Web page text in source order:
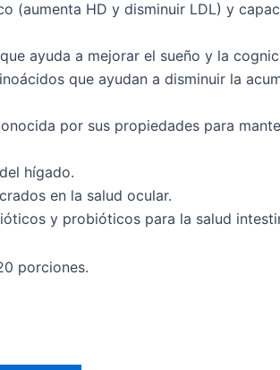
(aumenta HD y disminuir LDL) y
ayuda a mejorar el sueño y la
que ayudan a disminuir la
por sus propiedades para
hígado.
en la salud ocular.
y probióticos para la salud
porciones.